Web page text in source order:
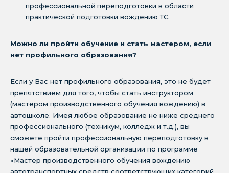
профессиональной переподготовки в области
практической подготовки вождению ТС.
Можно ли пройти обучение и стать мастером, если
нет профильного образования?
Если у Вас нет профильного образования, это не будет
препятствием для того, чтобы стать инструктором
(мастером производственного обучения вождению) в
автошколе. Имея любое образование не ниже среднего
профессионального (техникум, колледж и т.д.), вы
сможете пройти профессиональную переподготовку в
нашей образовательной организации по программе
«Мастер производственного обучения вождению